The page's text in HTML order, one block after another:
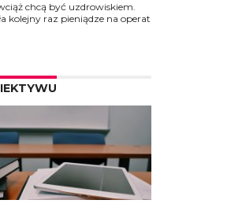
chcą być uzdrowiskiem.
kolejny raz pieniądze na operat